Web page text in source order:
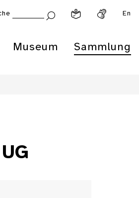
En
Museum Sammlung